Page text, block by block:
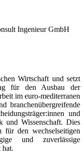
Ingenieur GmbH
Wirtschaft und setzt
für den Ausbau der
im euro-mediterranen
branchenübergreifende
und
und Wissenschaft. Dies
für den wechselseitigen
und zuverlässige
hat.